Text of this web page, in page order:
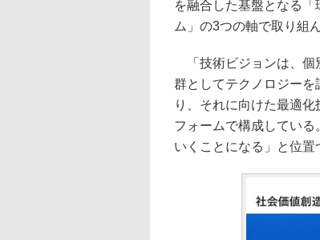
を融合した基盤となる
ム」の3つの軸で取り組
「技術ビジョンは、個
群としてテクノロジーを
り、それに向けた最適
フォームで構成してい
いくことになる」と位置